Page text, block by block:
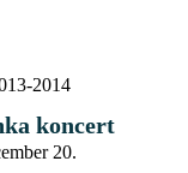
2014
koncert
20.